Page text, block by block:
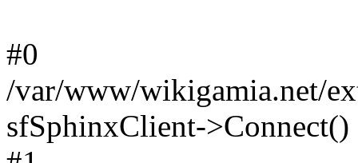
#0
/var/www/wikigamia.net/
sfSphinxClient->Connect()